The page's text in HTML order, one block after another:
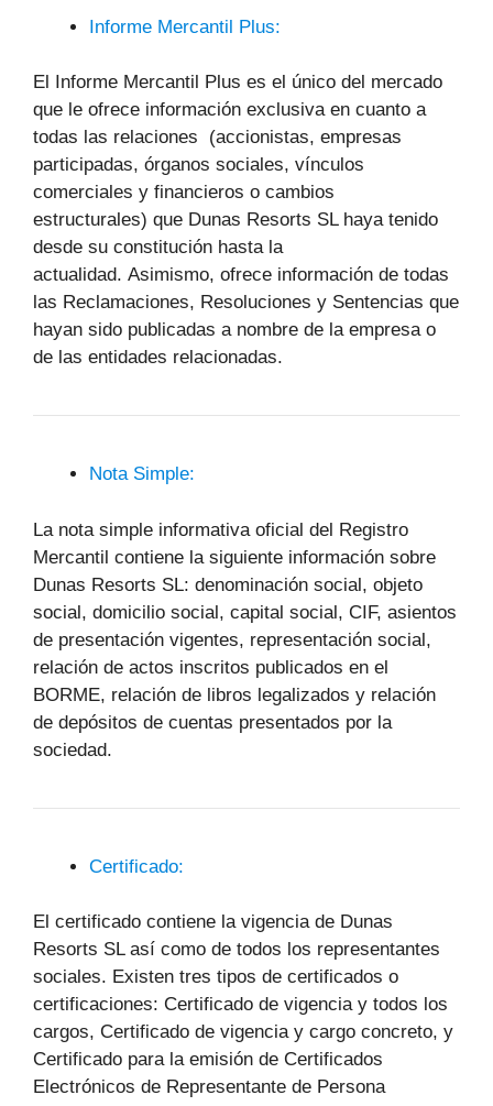
Informe Mercantil Plus:
El Informe Mercantil Plus es el único del mercado
que le ofrece información exclusiva en cuanto a
todas las relaciones (accionistas, empresas
participadas, órganos sociales, vínculos
comerciales y financieros o cambios
estructurales) que Dunas Resorts SL haya tenido
desde su constitución hasta la
actualidad. Asimismo, ofrece información de todas
las Reclamaciones, Resoluciones y Sentencias que
hayan sido publicadas a nombre de la empresa o
de las entidades relacionadas.
Nota Simple:
La nota simple informativa oficial del Registro
Mercantil contiene la siguiente información sobre
Dunas Resorts SL: denominación social, objeto
social, domicilio social, capital social, CIF, asientos
de presentación vigentes, representación social,
relación de actos inscritos publicados en el
BORME, relación de libros legalizados y relación
de depósitos de cuentas presentados por la
sociedad.
Certificado:
El certificado contiene la vigencia de Dunas
Resorts SL así como de todos los representantes
sociales. Existen tres tipos de certificados o
certificaciones: Certificado de vigencia y todos los
cargos, Certificado de vigencia y cargo concreto, y
Certificado para la emisión de Certificados
Electrónicos de Representante de Persona